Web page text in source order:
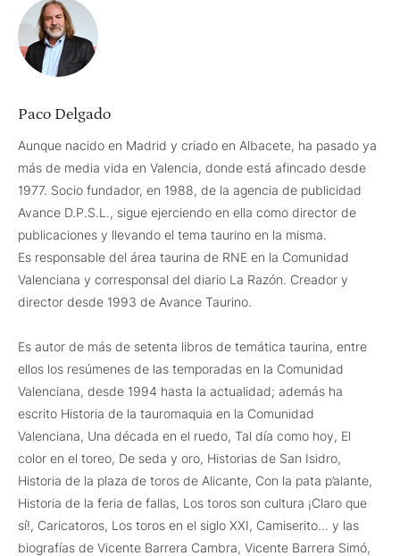
Paco Delgado
Aunque nacido en Madrid y criado en Albacete, ha pasado ya
más de media vida en Valencia, donde está afincado desde
1977. Socio fundador, en 1988, de la agencia de publicidad
Avance D.P.S.L., sigue ejerciendo en ella como director de
publicaciones y llevando el tema taurino en la misma.
Es responsable del área taurina de RNE en la Comunidad
Valenciana y corresponsal del diario La Razón. Creador y
director desde 1993 de Avance Taurino.
Es autor de más de setenta libros de temática taurina, entre
ellos los resúmenes de las temporadas en la Comunidad
Valenciana, desde 1994 hasta la actualidad; además ha
escrito Historia de la tauromaquia en la Comunidad
Valenciana, Una década en el ruedo, Tal día como hoy, El
color en el toreo, De seda y oro, Historias de San Isidro,
Historia de la plaza de toros de Alicante, Con la pata p’alante,
Historia de la feria de fallas, Los toros son cultura ¡Claro que
sí!, Caricatoros, Los toros en el siglo XXI, Camiserito… y las
biografías de Vicente Barrera Cambra, Vicente Barrera Simó,